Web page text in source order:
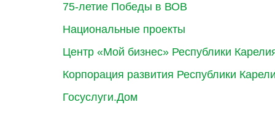
75-летие Победы в ВОВ
Национальные проекты
Центр «Мой бизнес» Республики
Корпорация развития Республики
Госуслуги.Дом